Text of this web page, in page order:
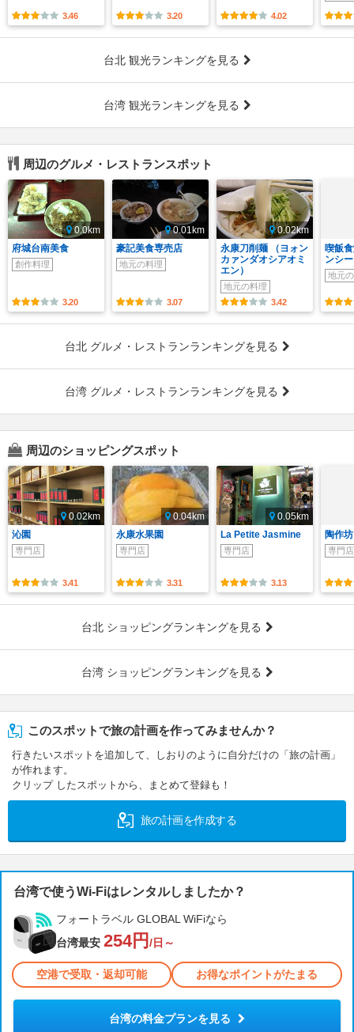
3.46 3.20 4.02
台北 観光ランキングを見る
台湾 観光ランキングを見る
周辺のグルメ・レストランスポット
0.0km
府城台南美食
創作料理
3.20
0.01km
豪記美食専売店
地元の料理
3.07
0.02km
永康刀削麺 （ヨォン
カァンダオシアオミ
エン）
地元の料理
3.42
喫飯
ンシ
地元
台北 グルメ・レストランランキングを見る
台湾 グルメ・レストランランキングを見る
周辺のショッピングスポット
0.02km
沁園
専門店
3.41
0.04km
永康水果園
専門店
3.31
0.05km
La Petite Jasmine
専門店
3.13
陶作
専門店
台北 ショッピングランキングを見る
台湾 ショッピングランキングを見る
このスポットで旅の計画を作ってみませんか？
行きたいスポットを追加して、しおりのように自分だけの「旅の計画」
が作れます。
クリップ したスポットから、まとめて登録も！
旅の計画を作成する
台湾で使うWi-Fiはレンタルしましたか？
フォートラベル GLOBAL WiFiなら
台湾最安 254円 /日～
空港で受取・返却可能 お得なポイントがたまる
台湾の料金プランを見る